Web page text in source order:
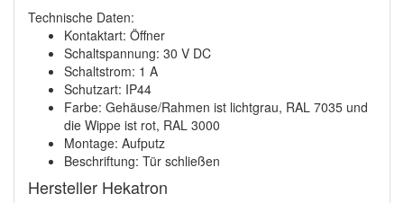
Technische Daten:
Kontaktart: Öffner
Schaltspannung: 30 V DC
Schaltstrom: 1 A
Schutzart: IP44
Farbe: Gehäuse/Rahmen ist lichtgrau, RAL 7035 und
die Wippe ist rot, RAL 3000
Montage: Aufputz
Beschriftung: Tür schließen
Hersteller Hekatron